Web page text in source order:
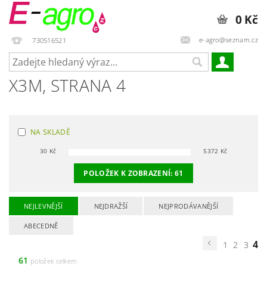
730516521 e-agro@seznam.cz
0 Kč
X3M, STRANA 4
NA SKLADĚ
30 Kč 5372 Kč
POLOŽEK K ZOBRAZENÍ:61
NEJLEVNĚJŠÍ NEJDRAŽŠÍ NEJPRODÁVANĚJŠÍ
ABECEDNĚ
1 2 3 4
61 položek celkem